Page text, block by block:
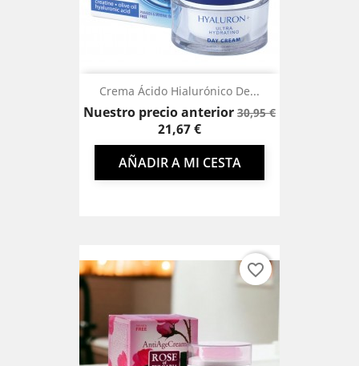
Crema Ácido Hialurónico De...
Nuestro precio anteriorPrecio
30,95 €Precio
21,67 €
AÑADIR A MI CESTA
favorite_border